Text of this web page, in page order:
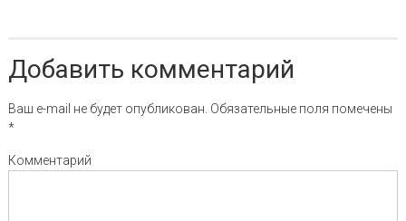
Добавить комментарий
Ваш e-mail не будет опубликован. Обязательные поля помечены
*
Комментарий